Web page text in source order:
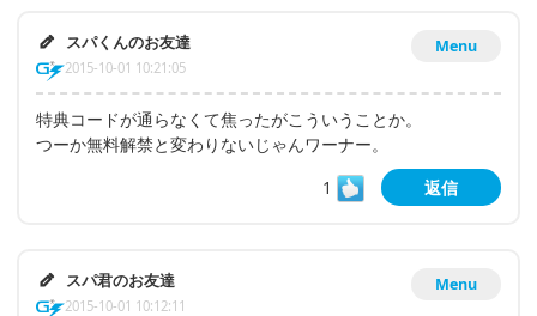
Menu
スパくんのお友達
2015-10-01 10:21:05
特典コードが通らなくて焦ったがこういうことか。
つーか無料解禁と変わりないじゃんワーナー。
1
返信
Menu
スパ君のお友達
2015-10-01 10:12:11